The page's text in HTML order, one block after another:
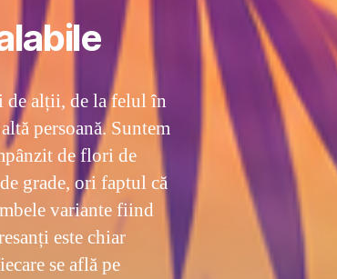
de alții, de la felul în
persoană. Suntem
de flori de
grade, ori faptul că
variante fiind
este chiar
se află pe